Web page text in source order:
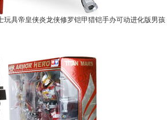
玩具帝皇侠炎龙侠修罗铠甲猎铠手办可动进化版男孩